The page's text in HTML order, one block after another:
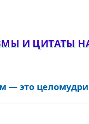
И ЦИТАТЫ
— это